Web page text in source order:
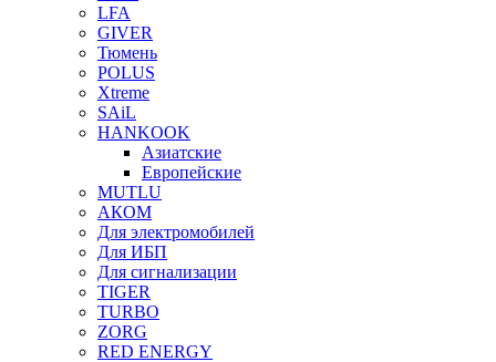
LFA
GIVER
Тюмень
POLUS
Xtreme
SAiL
HANKOOK
Азиатские
Европейские
MUTLU
АКОМ
Для электромобилей
Для ИБП
Для сигнализации
TIGER
TURBO
ZORG
RED ENERGY